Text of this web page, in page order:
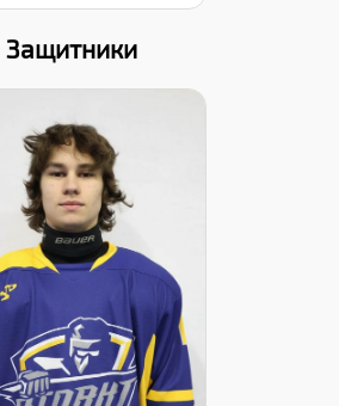
Защитники
Рост:
172
Вес:
65
Левый
Дата заявки:
22.01.2026